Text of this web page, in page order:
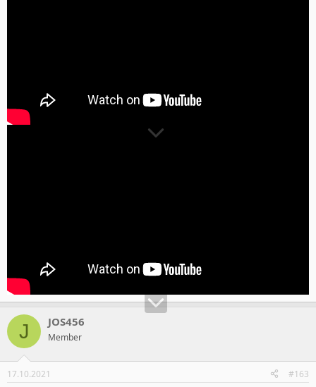
J JOS456
Member
17.10.2021 #163